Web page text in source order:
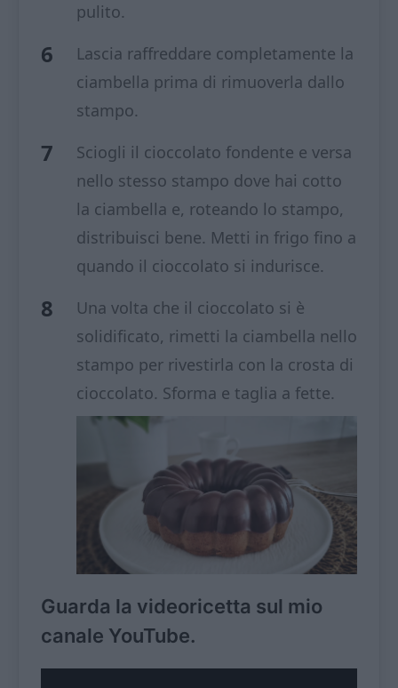
pulito.
Lascia raffreddare completamente la
ciambella prima di rimuoverla dallo
stampo.
Sciogli il cioccolato fondente e versa
nello stesso stampo dove hai cotto
la ciambella e, roteando lo stampo,
distribuisci bene. Metti in frigo fino a
quando il cioccolato si indurisce.
Una volta che il cioccolato si è
solidificato, rimetti la ciambella nello
stampo per rivestirla con la crosta di
cioccolato. Sforma e taglia a fette.
Guarda la videoricetta sul mio
canale YouTube.